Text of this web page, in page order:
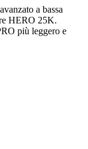
a bassa
HERO 25K.
più leggero e